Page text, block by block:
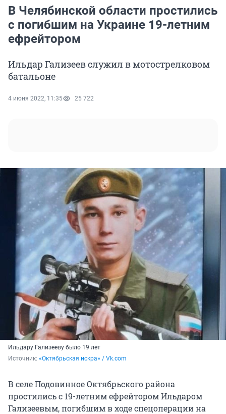
В Челябинской области простились
с погибшим на Украине 19-летним
ефрейтором
Ильдар Гализеев служил в мотострелковом
батальоне
4 июня 2022, 11:35 25 722
Ильдару Гализееву было 19 лет
Источник: «Октябрьская искра» / Vk.com
В селе Подовинное Октябрьского района
простились с 19-летним ефрейтором Ильдаром
Гализеевым, погибшим в ходе спецоперации на